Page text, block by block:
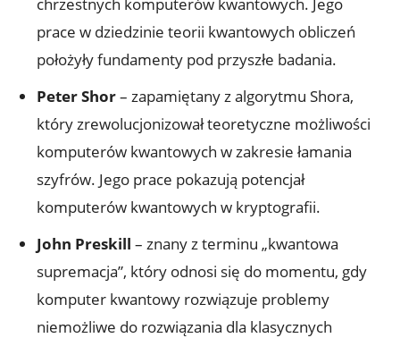
prace w dziedzinie teorii kwantowych obliczeń
położyły fundamenty pod przyszłe badania.
Peter Shor– zapamiętany z algorytmu Shora,
który zrewolucjonizował teoretyczne możliwości
komputerów kwantowych w zakresie łamania
szyfrów. Jego prace pokazują potencjał
komputerów kwantowych w kryptografii.
John Preskill – znany z terminu „kwantowa
supremacja”, który odnosi się do momentu, gdy
komputer kwantowy rozwiązuje problemy
niemożliwe do rozwiązania dla klasycznych